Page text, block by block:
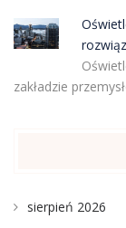
zakładzie
sierpień 2026